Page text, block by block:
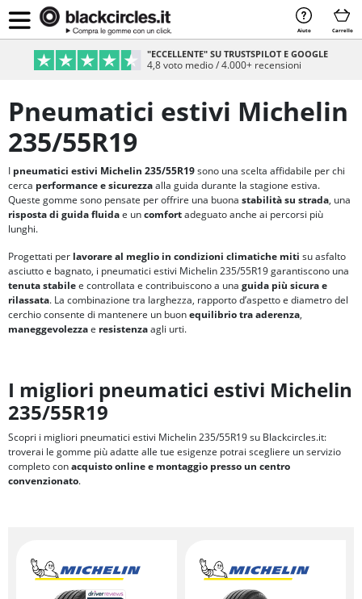
Aiuto Carrello
"ECCELLENTE" SU TRUSTSPILOT E GOOGLE
4,8 voto medio / 4.000+ recensioni
Pneumatici estivi Michelin
235/55R19
I pneumatici estivi Michelin 235/55R19sono una scelta affidabile per chi
cerca performance e sicurezzaalla guida durante la stagione estiva.
Queste gomme sono pensate per offrire una buona stabilità su strada, una
risposta di guida fluidae uncomfortadeguato anche ai percorsi più
lunghi.
Progettati per lavorare al meglio in condizioni climatiche miti su asfalto
asciutto e bagnato, i pneumatici estivi Michelin 235/55R19 garantiscono una
tenuta stabilee controllata e contribuiscono a una guida più sicura e
rilassata. La combinazione tra larghezza, rapporto d’aspetto e diametro del
cerchio consente di mantenere un buonequilibrio tra aderenza,
maneggevolezzae resistenzaagli urti.
I migliori pneumatici estivi Michelin
235/55R19
Scopri i migliori pneumatici estivi Michelin 235/55R19 su Blackcircles.it:
troverai le gomme più adatte alle tue esigenze potrai scegliere un servizio
completo conacquisto online e montaggio presso un centro
convenzionato.